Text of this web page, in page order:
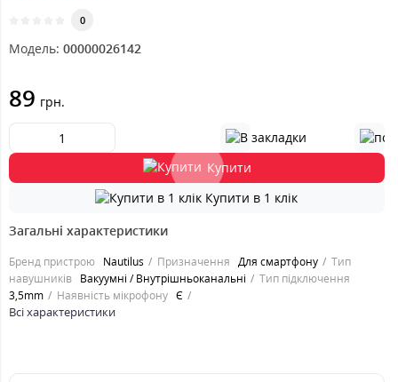
0
Модель: 00000026142
89 грн.
Купити
Купити в 1 клік
Загальні характеристики
Бренд пристрою Nautilus Призначення Для смартфону
Тип
навушників Вакуумні / Внутрішньоканальні
Тип підключення
3,5mm
Наявність мікрофону Є
Всі характеристики